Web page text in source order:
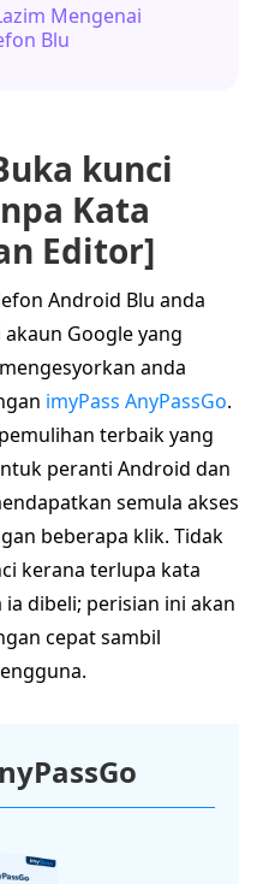
Mengenai
Blu
kunci
Kata
Editor]
Android Blu anda
Google yang
anda
imyPass AnyPassGo.
terbaik yang
peranti Android dan
semula akses
beberapa klik. Tidak
kerana terlupa kata
dibeli; perisian ini akan
cepat sambil